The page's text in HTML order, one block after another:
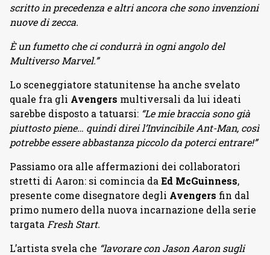
scritto in precedenza e altri ancora che sono invenzioni
nuove di zecca.
È un fumetto che ci condurrà in ogni angolo del
Multiverso Marvel.”
Lo sceneggiatore statunitense ha anche svelato
quale fra gli Avengers multiversali da lui ideati
sarebbe disposto a tatuarsi: “Le mie braccia sono già
piuttosto piene… quindi direi l’Invincibile Ant-Man, così
potrebbe essere abbastanza piccolo da poterci entrare!”
Passiamo ora alle affermazioni dei collaboratori
stretti di Aaron: si comincia da Ed McGuinness,
presente come disegnatore degli Avengers fin dal
primo numero della nuova incarnazione della serie
targata Fresh Start.
L’artista svela che “lavorare con Jason Aaron sugli